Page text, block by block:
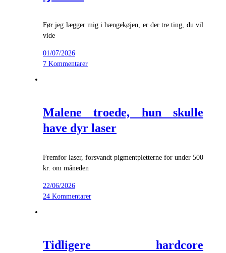
Før jeg lægger mig i hængekøjen, er der tre ting, du vil
vide
01/07/2026
7 Kommentarer
Malene troede, hun skulle
have dyr laser
Fremfor laser, forsvandt pigmentpletterne for under 500
kr. om måneden
22/06/2026
24 Kommentarer
Tidligere hardcore